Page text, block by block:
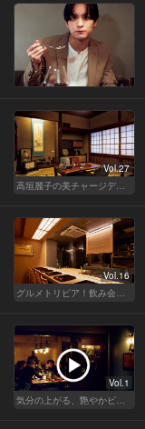
Vol.27
高垣麗子の美チャージディナー
Vol.16
グルメトリビア！飲み会やデートで会話のネタになるQ＆A
Vol.1
気分の上がる、艶やかビストロ